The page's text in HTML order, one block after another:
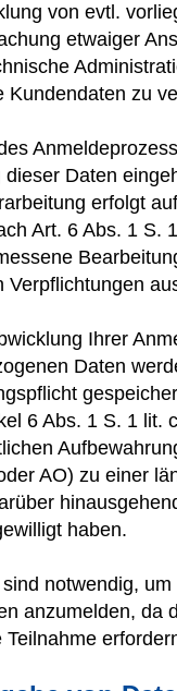
von evtl.
etwaiger
Kundendaten zu
dieser Daten
erfolgt
Art. 6 Abs. 1 S.
Verpflichtungen
Ihrer
Daten
6 Abs. 1 S. 1 lit.
AO) zu einer
haben.
notwendig,
anzumelden, da
Teilnahme